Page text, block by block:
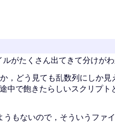
がたくさん出てきて分けがわ
，どう見ても乱数列にしか見
中で飽きたらしいスクリプト
もないので，そういうファ